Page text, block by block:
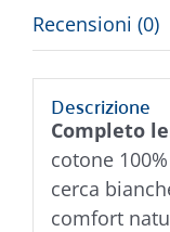
Recensioni (0)
Descrizione
Completo
cotone
cerca
comfort